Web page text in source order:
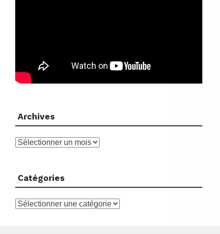
Archives
Archives
Catégories
Catégories